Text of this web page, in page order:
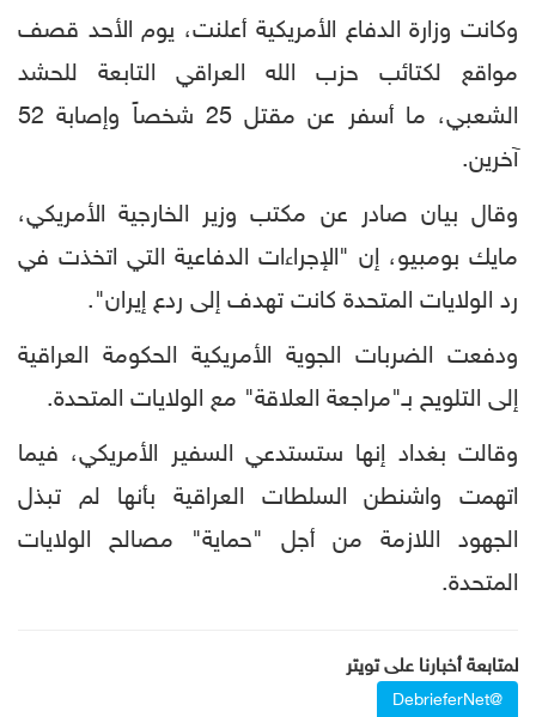
وكانت وزارة الدفاع الأمريكية أعلنت، يوم الأحد قصف
مواقع لكتائب حزب الله العراقي التابعة للحشد
الشعبي، ما أسفر عن مقتل 25 شخصاً وإصابة 52
آخرين.
وقال بيان صادر عن مكتب وزير الخارجية الأمريكي،
مايك بومبيو، إن "الإجراءات الدفاعية التي اتخذت في
رد الولايات المتحدة كانت تهدف إلى ردع إيران".
ودفعت الضربات الجوية الأمريكية الحكومة العراقية
إلى التلويح بـ"مراجعة العلاقة" مع الولايات المتحدة.
وقالت بغداد إنها ستستدعي السفير الأمريكي، فيما
اتهمت واشنطن السلطات العراقية بأنها لم تبذل
الجهود اللازمة من أجل "حماية" مصالح الولايات
المتحدة.
لمتابعة أخبارنا على تويتر
@DebrieferNet